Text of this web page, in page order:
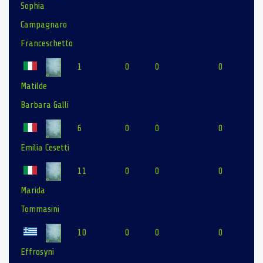
Sophia
Campagnaro
Franceschetto
Matilde
Barbara Galli
1 0 0 0
Emilia Cesetti
6 0 0 0
Marida
Tommasini
11 0 0 0
Effrosyni
10 0 0 0